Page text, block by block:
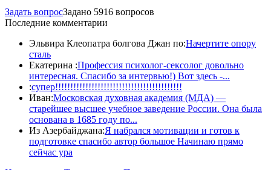
Задать вопросЗадано 5916 вопросов
Последние комментарии
Эльвира Клеопатра болгова Джан по:Начертите опору
сталь
Екатерина :Профессия психолог-сексолог довольно
интересная. Спасибо за интервью!) Вот здесь -...
:супер!!!!!!!!!!!!!!!!!!!!!!!!!!!!!!!!!!!!!!!!!!
Иван:Московская духовная академия (МДА) —
старейшее высшее учебное заведение России. Она была
основана в 1685 году по...
Из Азербайджана:Я набрался мотивации и готов к
подготовке спасибо автор большое Начинаю прямо
сейчас ура